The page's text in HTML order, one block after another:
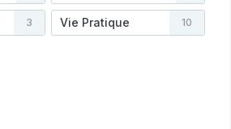
3 Vie Pratique 10